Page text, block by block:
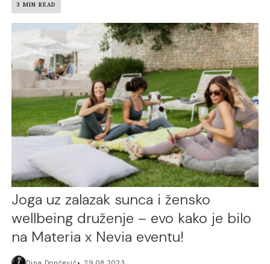
3 MIN READ
Joga uz zalazak sunca i žensko
wellbeing druženje – evo kako je bilo
na Materia x Nevia eventu!